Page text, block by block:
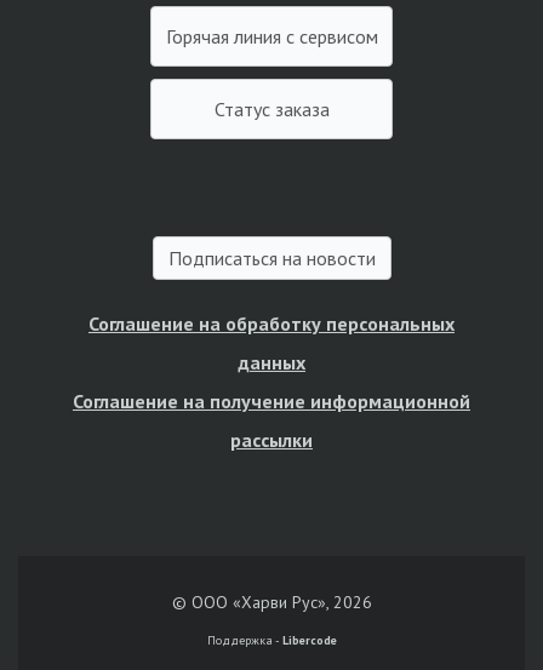
Горячая линия с сервисом
Статус заказа
Подписаться на новости
Соглашение на обработку персональных
данных
Соглашение на получение информационной
рассылки
© ООО «Харви Рус», 2026
Поддержка - Libercode